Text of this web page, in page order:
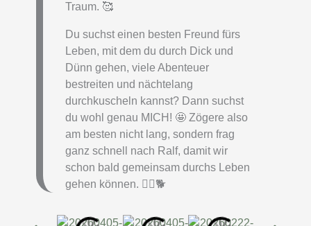
Traum. 🥰
Du suchst einen besten Freund fürs
Leben, mit dem du durch Dick und
Dünn gehen, viele Abenteuer
bestreiten und nächtelang
durchkuscheln kannst? Dann suchst
du wohl genau MICH! 🤩 Zögere also
am besten nicht lang, sondern frag
ganz schnell nach Ralf, damit wir
schon bald gemeinsam durchs Leben
gehen können. 🚶‍♀️🐕